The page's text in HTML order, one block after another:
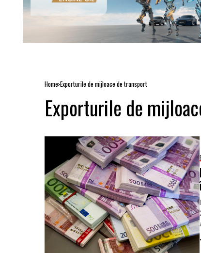
Home Exporturile de mijloace de transport
Exporturile de